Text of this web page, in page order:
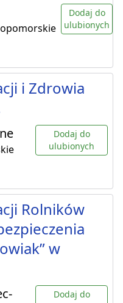
Dodaj do
ulubionych
i Zdrowia
Dodaj do
ulubionych
Rolników
w
Dodaj do